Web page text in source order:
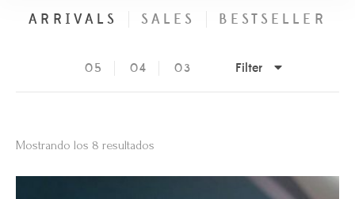
ARRIVALS SALES BESTSELLER
05 04 03 Filter
Mostrando los 8 resultados